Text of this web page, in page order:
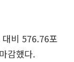
비 576.76포
감했다.